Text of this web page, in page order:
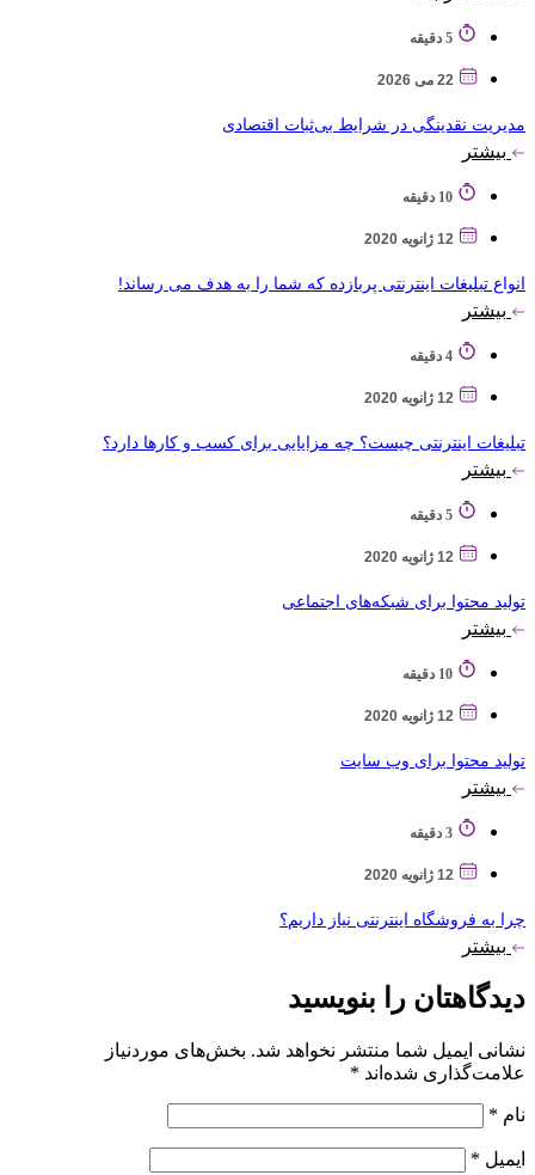
5 دقیقه
22 می 2026
مدیریت نقدینگی در شرایط بی‌ثبات اقتصادی
بیشتر
10 دقیقه
12 ژانویه 2020
انواع تبلیغات اینترنتی پربازده که شما را به هدف می رساند!
بیشتر
4 دقیقه
12 ژانویه 2020
تبلیغات اینترنتی چیست؟ چه مزایایی برای کسب و کارها دارد؟
بیشتر
5 دقیقه
12 ژانویه 2020
تولید محتوا برای شبکه‌های اجتماعی
بیشتر
10 دقیقه
12 ژانویه 2020
تولید محتوا برای وب سایت
بیشتر
3 دقیقه
12 ژانویه 2020
چرا به فروشگاه اینترنتی نیاز داریم؟
بیشتر
دیدگاهتان را بنویسید
نشانی ایمیل شما منتشر نخواهد شد. بخش‌های موردنیاز
علامت‌گذاری شده‌اند *
نام *
ایمیل *